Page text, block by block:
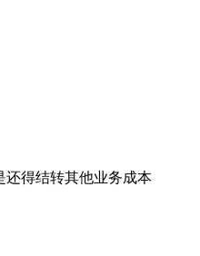
还得结转其他业务成本